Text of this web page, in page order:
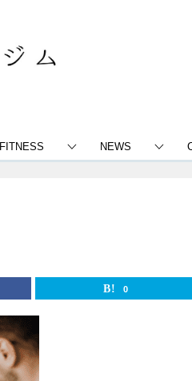
FITNESS NEWS
0